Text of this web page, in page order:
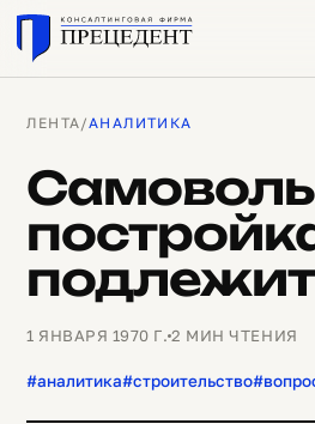
ЛЕНТА/АНАЛИТИКА
1 ЯНВАРЯ 1970 Г.2 МИН ЧТЕНИЯ
#аналитика#строительство